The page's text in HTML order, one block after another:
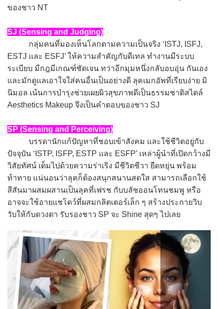
ของชาว NT
SJ (Sensing and Judging)
กลุ่มคนที่มองเห็นโลกตามความเป็นจริง ‘ISTJ, ISFJ,
ESTJ และ ESFJ’ ให้ความสำคัญกับดีเทล ทำงานมีระบบ
ระเบียบ มีกฎมีเกณฑ์ชัดเจน ทว่าอีกมุมหนึ่งกลับอบอุ่น กันเอง
และมักดูแลเอาใจใส่คนอื่นเป็นอย่างดี ลุคเมกอัพที่เรียบง่าย มิ
นิมอล เน้นการบำรุงช่วยเผยผิวสุขภาพดีเป็นธรรมชาติสไตล์
Aesthetics Makeup จึงเป็นคำตอบของชาว SJ
SP (Sensing and Perceiving)
บรรดานักแก้ปัญหาที่ชอบเข้าสังคม และใช้ชีวิตอยู่กับ
ปัจจุบัน ‘ISTP, ISFP, ESTP และ ESFP’ เหล่าผู้นำที่เปิดกว้างมี
วิสัยทัศน์ เต็มไปด้วยความร่าเริง มีชีวิตชีวา ยืดหยุ่น พร้อม
ท้าทาย แน่นอนว่าลุคก็ต้องสนุกสนานสดใส สามารถเลือกใช้
สีสันมาผสมผสานเป็นลุคที่เฟรช กับบลัชออนโทนชมพู หรือ
อาจจะใช้อายแชโดว์ที่ผสมกลิตเตอร์เล็ก ๆ สร้างประกายวิบ
วับให้กับดวงตา รับรองชาว SP จะ Shine สุดๆ ไปเลย